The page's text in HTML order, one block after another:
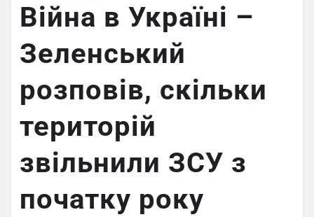
Війна в Україні –
Зеленський
розповів, скільки
територій
звільнили ЗСУ з
початку року